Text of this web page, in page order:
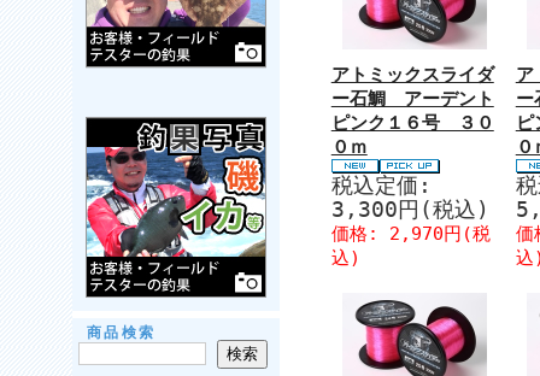
商品検索
アトミックスライダ
ー石鯛 アーデント
ピンク１６号 ３０
０ｍ
税込定価:
3,300円(税込)
価格: 2,970円(税
込)
ア
０